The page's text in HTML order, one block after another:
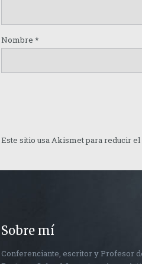
Nombre *
Este sitio usa Akismet para reducir el
Sobre mí
Conferenciante, escritor y Profesor